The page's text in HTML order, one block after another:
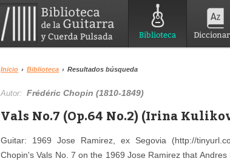
Biblioteca
Inicio › Biblioteca › Resultados búsqueda
Autor:Frédéric Chopin (1810-1849)
Vals No.7 (Op.64 No.2) (Irina
Guitar: 1969 Jose Ramirez, ex Segovia (http://
Chopin's Vals No. 7 on the 1969 Jose Ramirez that